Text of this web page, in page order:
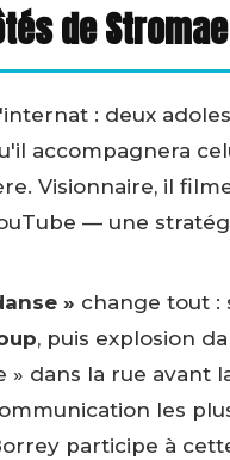
de Stromae
: deux
accompagnera
Visionnaire, il
— une
» change tout :
, puis explosion
» dans la rue
les
participe à